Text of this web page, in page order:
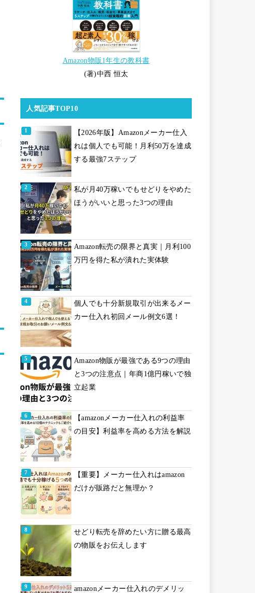
Amazon物販1年生の教科書
(著)中西 恒太
人気記事TOP10
【2026年版】Amazonメーカー仕入
れは個人でも可能！月利50万を達成
する最強7ステップ
私が月40万稼いでもせどりをやめた
ほうがいいと思った3つの理由
Amazon転売の限界と真実｜月利100
万円を得た私が潰れた実体験
個人でも十分新規取引が出来るメー
カー仕入れ初回メール例文6選！
Amazon物販が最強である9つの理由
と3つの注意点｜年商1億円稼いで独
立起業
【amazonメーカー仕入れの利益率
の目安】利益率を高める方法を解説
【重要】メーカー仕入れはamazon
だけが販路だと無理か？
せどり転売を辞めたい方に贈る最高
の物販をお伝えします
amazonメーカー仕入れのデメリッ